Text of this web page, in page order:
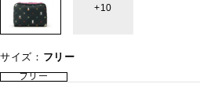
10
サイズ： フリー
フリー